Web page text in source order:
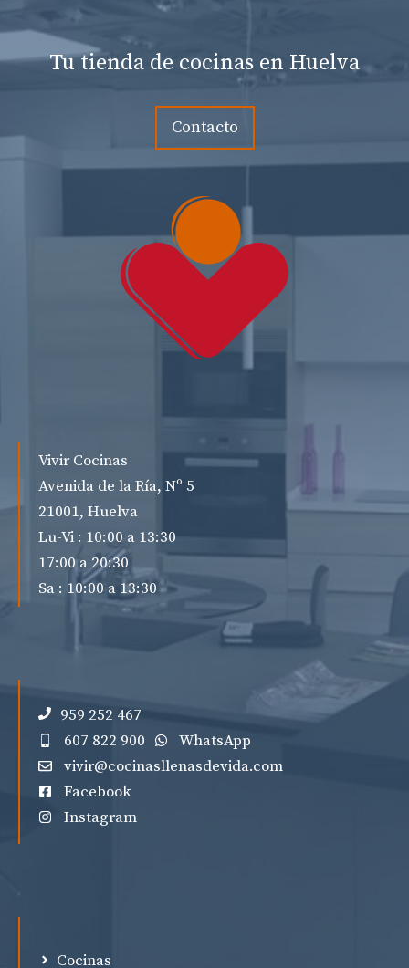
Tu tienda de cocinas en Huelva
Contacto
Vivir Cocinas
Avenida de la Ría, Nº 5
21001, Huelva
Lu-Vi : 10:00 a 13:30
17:00 a 20:30
Sa : 10:00 a 13:30
959 252 467
607 822 900
WhatsApp
vivir@cocinasllenasdevida.com
Facebook
Instagram
Cocinas